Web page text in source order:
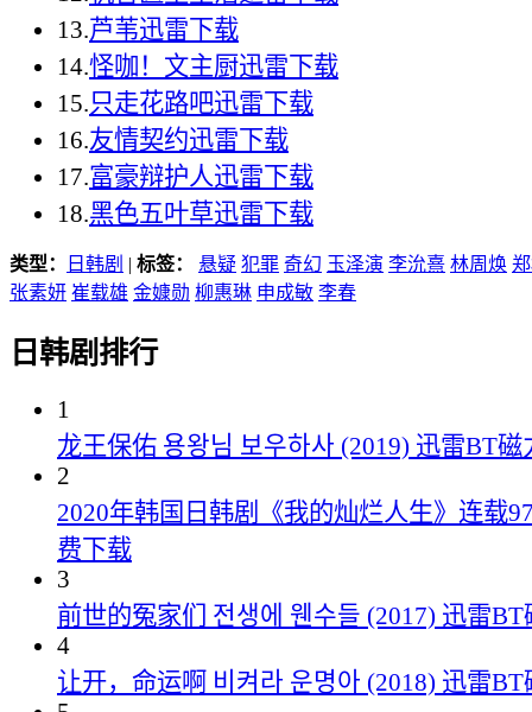
13.芦苇迅雷下载
14.怪咖！文主厨迅雷下载
15.只走花路吧迅雷下载
16.友情契约迅雷下载
17.富豪辩护人迅雷下载
18.黑色五叶草迅雷下载
类型： 日韩剧 | 标签： 悬疑 犯罪 奇幻 玉泽演 李沇熹 林周焕
张素妍 崔载雄 金嫝勋 柳惠琳 申成敏 李春
日韩剧排行
1
龙王保佑 용왕님 보우하사 (2019) 迅雷BT
2
2020年韩国日韩剧《我的灿烂人生》连载
费下载
3
前世的冤家们 전생에 웬수들 (2017) 迅雷
4
让开，命运啊 비켜라 운명아 (2018) 迅雷